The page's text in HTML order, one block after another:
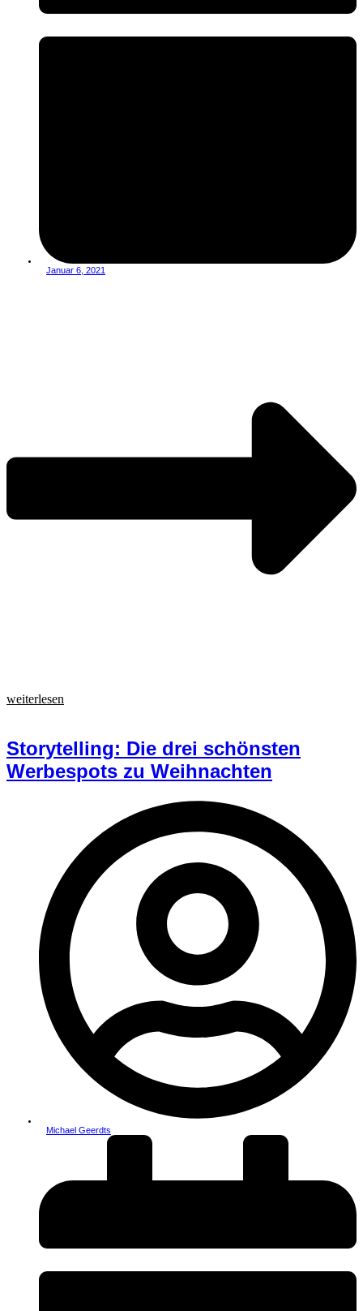
Januar 6, 2021
weiterlesen
Storytelling: Die drei schönsten
Werbespots zu Weihnachten
Michael Geerdts